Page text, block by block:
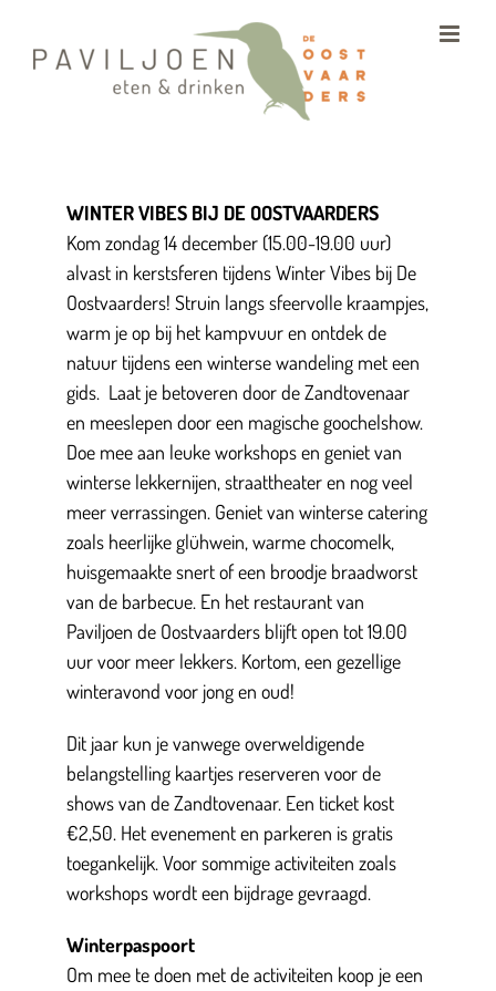
inhoud
WINTER VIBES BIJ DE OOSTVAARDERS
Kom zondag 14 december (15.00-19.00 uur)
alvast in kerstsferen tijdens Winter Vibes bij De
Oostvaarders! Struin langs sfeervolle kraampjes,
warm je op bij het kampvuur en ontdek de
natuur tijdens een winterse wandeling met een
gids. Laat je betoveren door de Zandtovenaar
en meeslepen door een magische goochelshow.
Doe mee aan leuke workshops en geniet van
winterse lekkernijen, straattheater en nog veel
meer verrassingen. Geniet van winterse catering
zoals heerlijke glühwein, warme chocomelk,
huisgemaakte snert of een broodje braadworst
van de barbecue. En het restaurant van
Paviljoen de Oostvaarders blijft open tot 19.00
uur voor meer lekkers. Kortom, een gezellige
winteravond voor jong en oud!
Dit jaar kun je vanwege overweldigende
belangstelling kaartjes reserveren voor de
shows van de Zandtovenaar. Een ticket kost
€2,50. Het evenement en parkeren is gratis
toegankelijk. Voor sommige activiteiten zoals
workshops wordt een bijdrage gevraagd.
Winterpaspoort
Om mee te doen met de activiteiten koop je een